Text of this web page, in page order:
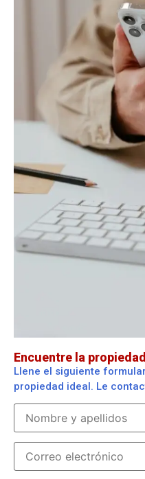
Encuentre la
Llene el siguiente
propiedad ideal. Le